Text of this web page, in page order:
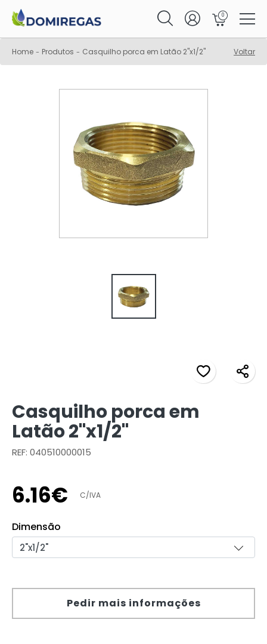
0
Home - Produtos - Casquilho porca em Latão 2"x1/2" Voltar
Casquilho porca em
Latão 2"x1/2"
REF: 040510000015
6.16€ C/IVA
Dimensão
Pedir mais informações